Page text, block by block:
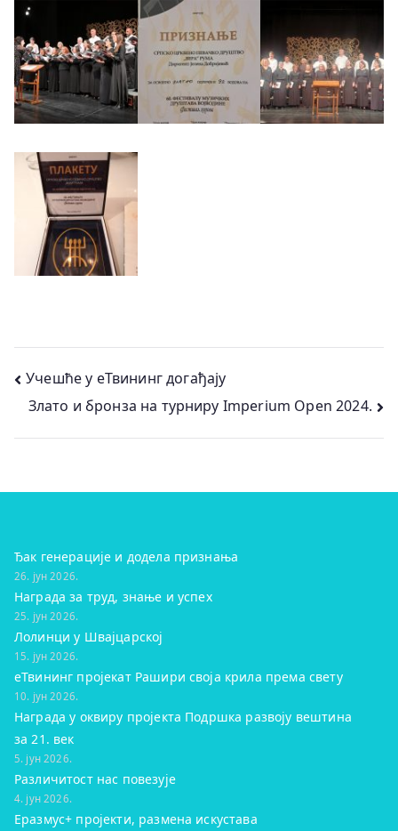
Кретање
чланка
Учешће у еТвининг догађају
Злато и бронза на турниру Imperium Open 2024.
Ђак генерације и додела признања
26. јун 2026.
Награда за труд, знање и успех
25. јун 2026.
Лолинци у Швајцарској
15. јун 2026.
eТвининг пројекат Рашири своја крила према свету
10. јун 2026.
Награда у оквиру пројекта Подршка развоју вештина
за 21. век
5. јун 2026.
Различитост нас повезује
4. јун 2026.
Еразмус+ пројекти, размена искустава